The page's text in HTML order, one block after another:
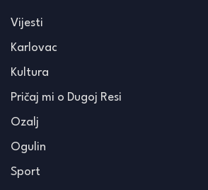
Vijesti
Karlovac
Kultura
Pričaj mi o Dugoj Resi
Ozalj
Ogulin
Sport